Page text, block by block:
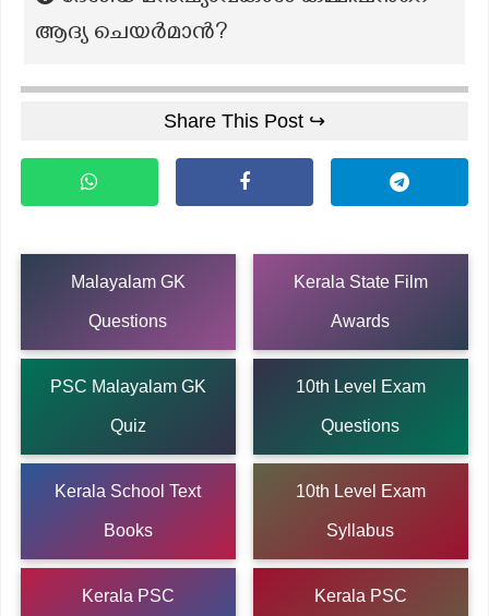
ആദ്യ ചെയർമാൻ?
Share This Post ↪
Malayalam GK
Questions
Kerala State Film
Awards
PSC Malayalam GK
Quiz
10th Level Exam
Questions
Kerala School Text
Books
10th Level Exam
Syllabus
Kerala PSC Kerala PSC